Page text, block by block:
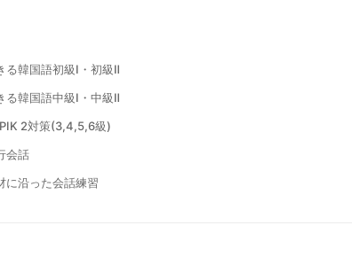
る韓国語初級Ⅰ・初級Ⅱ
る韓国語中級Ⅰ・中級Ⅱ
2対策(3,4,5,6級)
会話
に沿った会話練習